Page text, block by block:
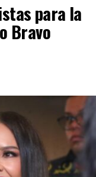
para la
Bravo